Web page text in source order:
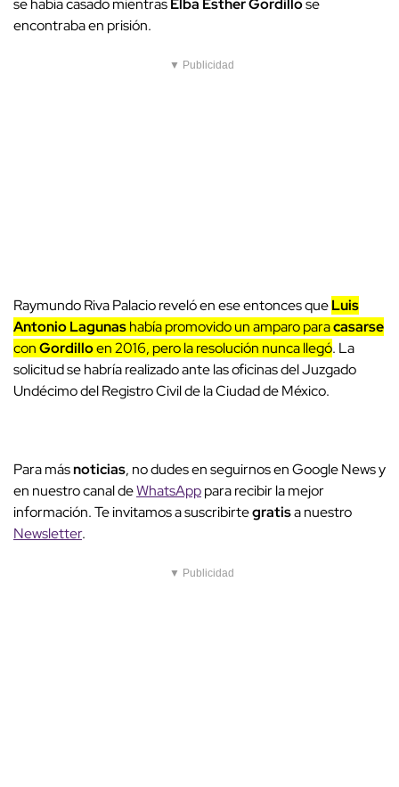
se había casado mientrasElba Esther Gordillose
encontraba en prisión.
▼ Publicidad
Raymundo Riva Palacio reveló en ese entonces queLuis
Antonio Lagunashabía promovido un amparo paracasarse
conGordilloen 2016, pero la resolución nunca llegó. La
solicitud se habría realizado ante las oficinas del Juzgado
Undécimo del Registro Civil de la Ciudad de México.
Para másnoticias, no dudes en seguirnos en Google News y
en nuestro canal deWhatsApppara recibir la mejor
información. Te invitamos a suscribirtegratisa nuestro
Newsletter.
▼ Publicidad